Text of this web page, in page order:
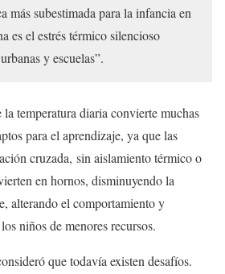
más subestimada para la infancia en
es el estrés térmico silencioso
y escuelas”.
temperatura diaria convierte muchas
para el aprendizaje, ya que las
cruzada, sin aislamiento térmico o
en hornos, disminuyendo la
alterando el comportamiento y
niños de menores recursos.
que todavía existen desafíos.